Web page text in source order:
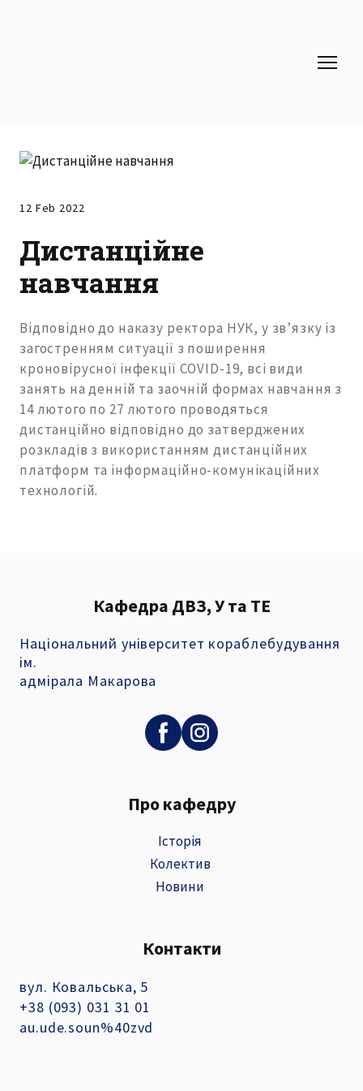
12 Feb 2022
Дистанційне
навчання
Відповідно до наказу ректора НУК, у зв’язку із
загостренням ситуації з поширення
кроновірусної інфекції COVID-19, всі види
занять на денній та заочній формах навчання з
14 лютого по 27 лютого проводяться
дистанційно відповідно до затверджених
розкладів з використанням дистанційних
платформ та інформаційно-комунікаційних
технологій.
Кафедра ДВЗ, У та ТЕ
Національний університет кораблебудування
ім.
адмірала Макарова
Про кафедру
Історія
Колектив
Новини
Контакти
вул. Ковальська, 5
+38 (093) 031 31 01
au.ude.soun%40zvd